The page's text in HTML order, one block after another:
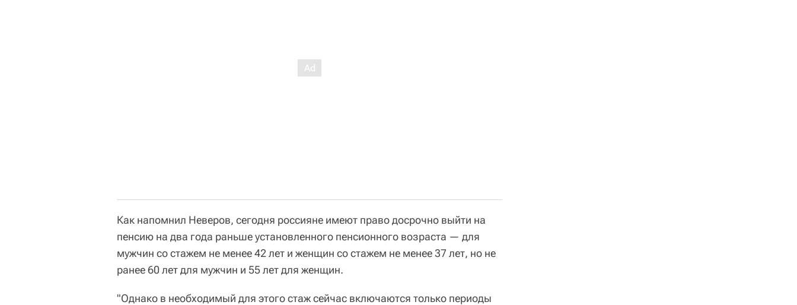
Как напомнил Неверов, сегодня россияне имеют право досрочно выйти на
пенсию на два года раньше установленного пенсионного возраста — для
мужчин со стажем не менее 42 лет и женщин со стажем не менее 37 лет, но не
ранее 60 лет для мужчин и 55 лет для женщин.
"Однако в необходимый для этого стаж сейчас включаются только периоды